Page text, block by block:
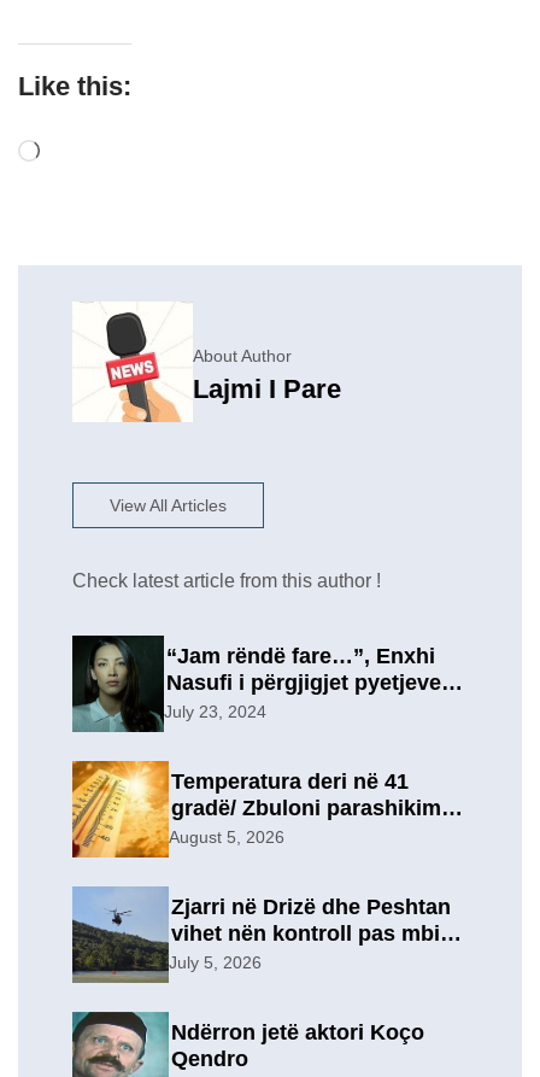
Like this:
About Author
Lajmi I Pare
View All Articles
Check latest article from this author !
“Jam rëndë fare…”, Enxhi
Nasufi i përgjigjet pyetjeve
për ish-in, pas përfundimit të
një lidhje të re?
July 23, 2024
Temperatura deri në 41
gradë/ Zbuloni parashikimin
e motit, për sot
August 5, 2026
Zjarri në Drizë dhe Peshtan
vihet nën kontroll pas mbi 9
orësh operacion, u
July 5, 2026
Ndërron jetë aktori Koço
Qendro